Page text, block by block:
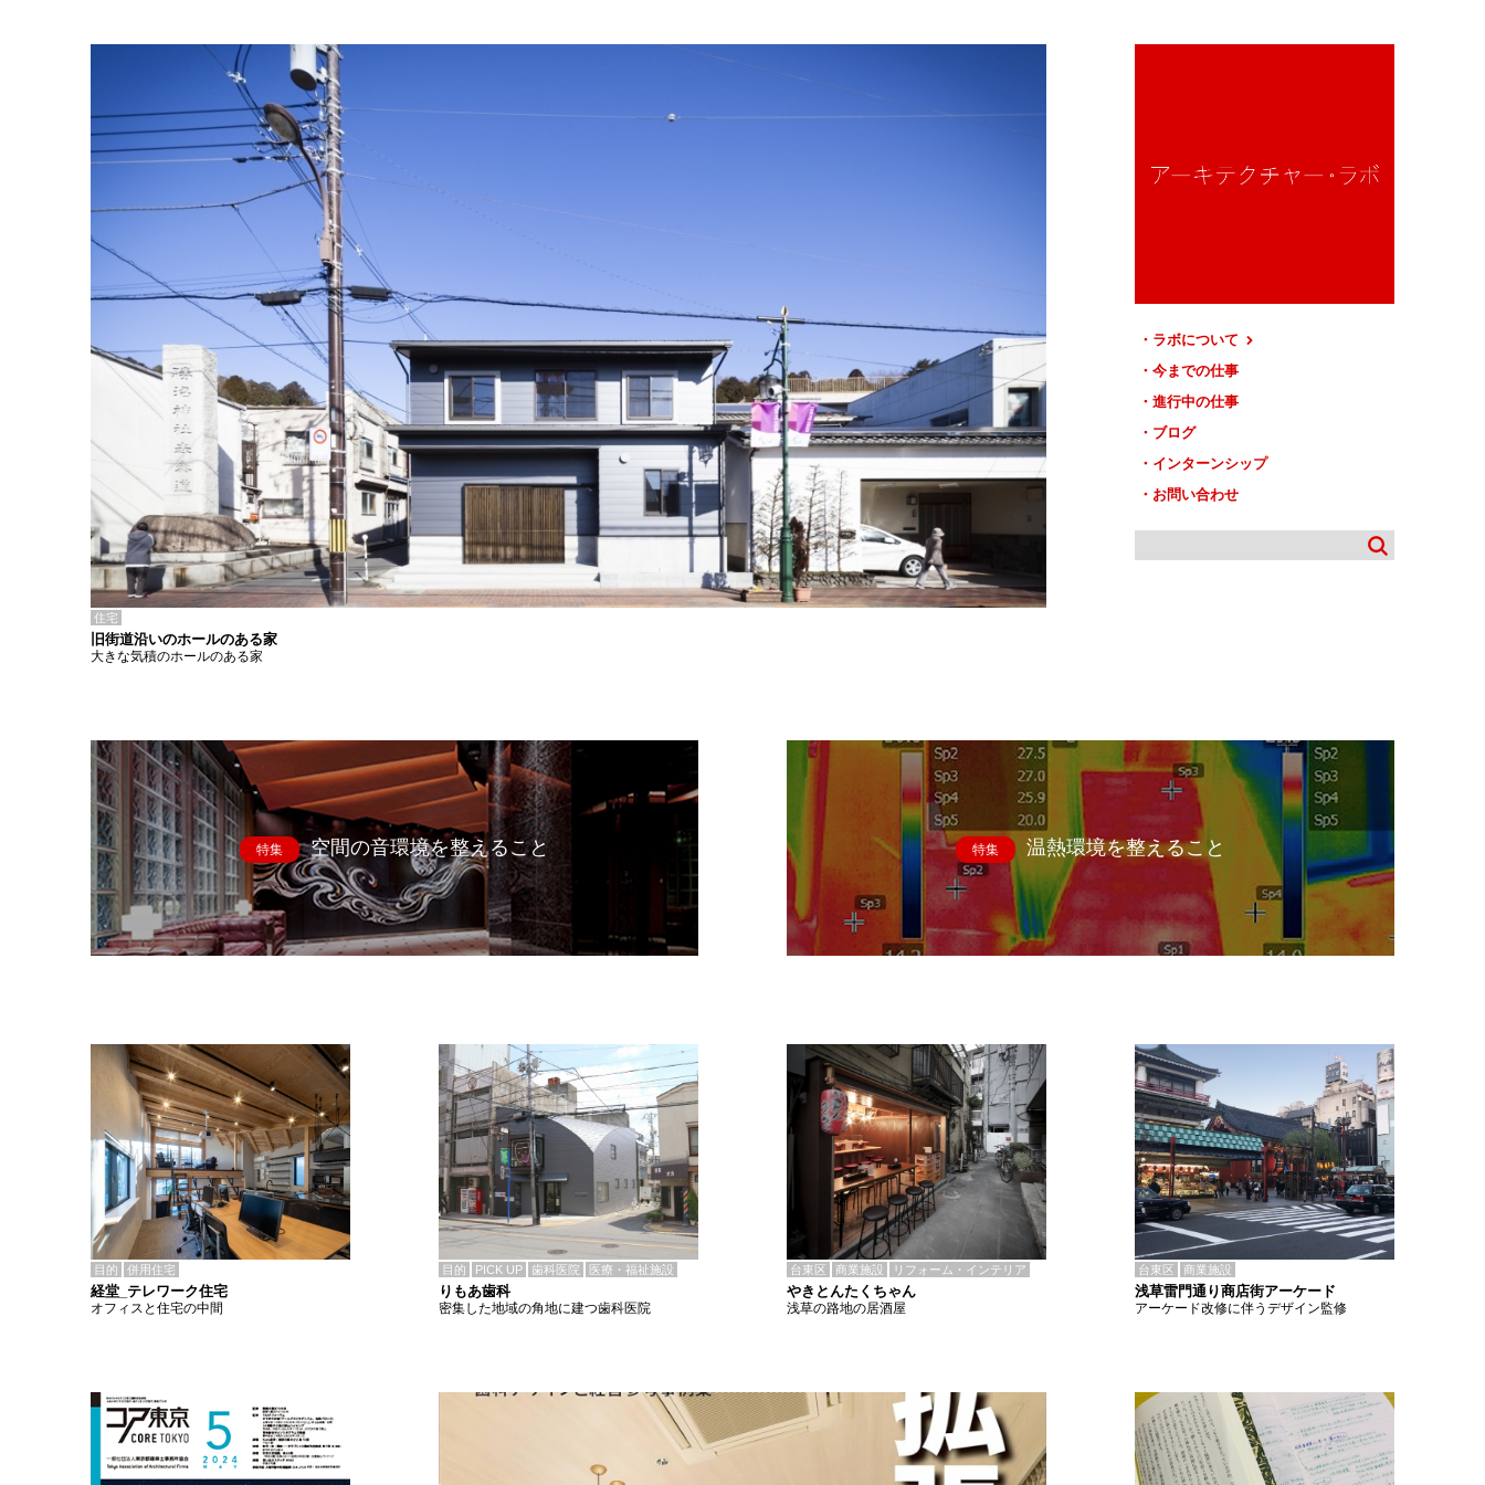
ラボについて
今までの仕事
進行中の仕事
ブログ
インターンシップ
お問い合わせ
住宅
旧街道沿いのホールのある家
大きな気積のホールのある家
特集 空間の音環境を整えること 特集 温熱環境を整えること
目的 併用住宅
経堂_テレワーク住宅
オフィスと住宅の中間
目的 PICK UP 歯科医院 医療・福祉施設
りもあ歯科
密集した地域の角地に建つ歯科医院
台東区 商業施設 リフォーム・インテリア
やきとんたくちゃん
浅草の路地の居酒屋
台東区 商業施設
浅草雷門通り商店街アーケード
アーケード改修に伴うデザイン監修